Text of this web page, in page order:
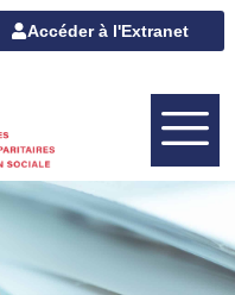
Accéder à l'Extranet